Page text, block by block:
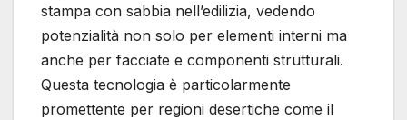
stampa con sabbia nell’edilizia, vedendo
potenzialità non solo per elementi interni ma
anche per facciate e componenti strutturali.
Questa tecnologia è particolarmente
promettente per regioni desertiche come il